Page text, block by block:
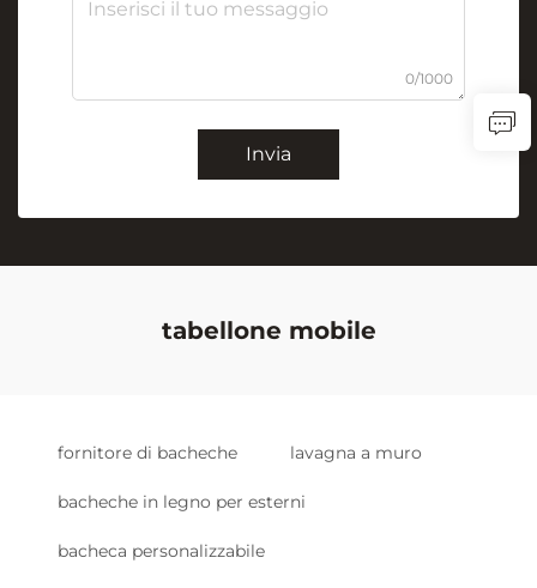
0/1000
Invia
tabellone mobile
fornitore di bacheche lavagna a muro
bacheche in legno per esterni
bacheca personalizzabile